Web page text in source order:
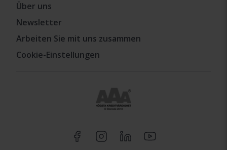
Über uns
Newsletter
Arbeiten Sie mit uns zusammen
Cookie-Einstellungen